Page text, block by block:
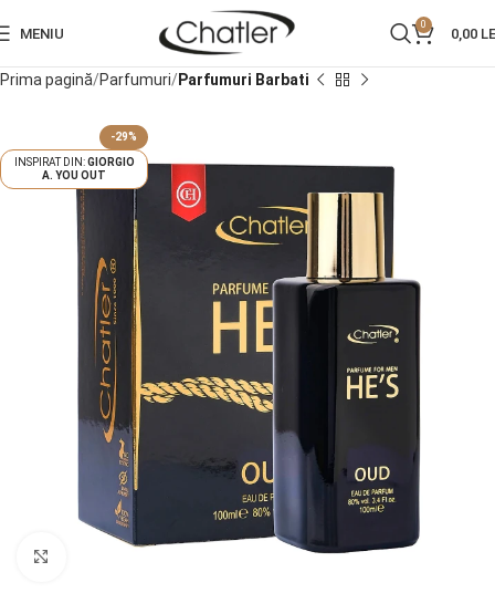
MENIU
0
0,00
Prima pagină Parfumuri Parfumuri Barbati
-29%
GIORGIO
A. YOU OUT